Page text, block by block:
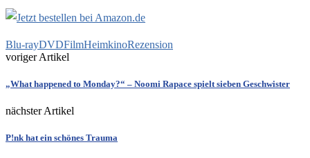
Blu-rayDVDFilmHeimkinoRezension
voriger Artikel
„What happened to Monday?“ – Noomi Rapace spielt sieben Geschwister
nächster Artikel
P!nk hat ein schönes Trauma